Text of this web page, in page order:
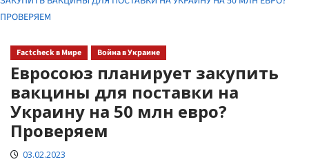
ПРОВЕРЯЕМ
Factcheck в Мире Война в Украине
Евросоюз планирует закупить
вакцины для поставки на
Украину на 50 млн евро?
Проверяем
03.02.2023